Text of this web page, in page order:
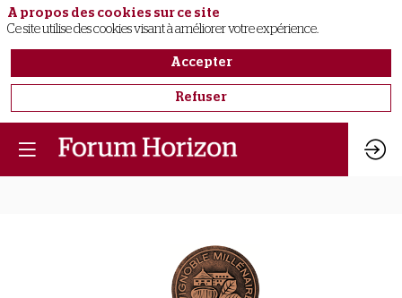
Château
A propos des cookies sur ce site
Ce site utilise des cookies visant à améliorer votre expérience.
Accepter
Refuser